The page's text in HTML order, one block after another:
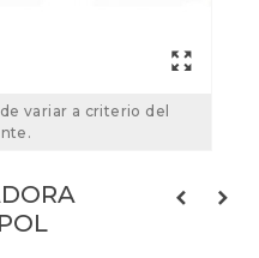
variar a criterio del